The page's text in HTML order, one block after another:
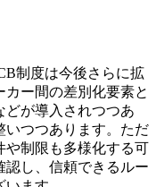
制度は今後さらに拡
ー間の差別化要素と
どが導入されつつあ
いつつあります。ただ
や制限も多様化する可
し、信頼できるルー